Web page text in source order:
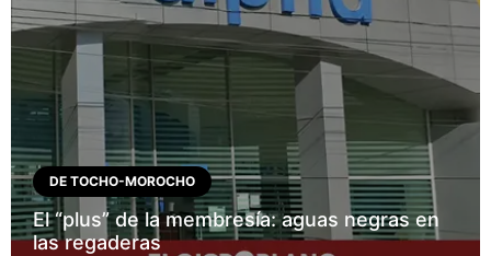
DE TOCHO-MOROCHO
El “plus” de la membresía: aguas negras en
las regaderas